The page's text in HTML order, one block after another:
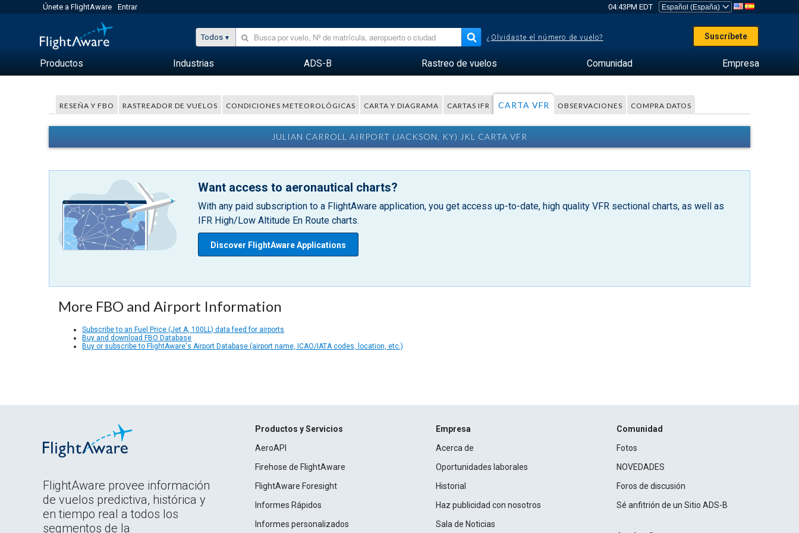
Únete a FlightAware Entrar 04:43PM EDT
Todos ¿Olvidaste el número de vuelo? Suscríbete
Productos Industrias ADS-B Rastreo de vuelos Comunidad Empresa
RESEÑA Y FBO RASTREADOR DE VUELOS CONDICIONES METEOROLÓGICAS CARTA Y DIAGRAMA CARTAS IFR CARTA VFR OBSERVACIONES COMPRA DATOS
JULIAN CARROLL AIRPORT (JACKSON, KY) JKL CARTA VFR
Want access to aeronautical charts?
With any paid subscription to a FlightAware application, you get access up-to-date, high quality VFR sectional charts, as well as
IFR High/Low Altitude En Route charts.
Discover FlightAware Applications
More FBO and Airport Information
Subscribe to an Fuel Price (Jet A, 100LL) data feed for airports
Buy and download FBO Database
Buy or subscribe to FlightAware's Airport Database (airport name, ICAO/IATA codes, location, etc.)
FlightAware provee información
de vuelos predictiva, histórica y
en tiempo real a todos los
segmentos de la
Productos y Servicios
AeroAPI
Firehose de FlightAware
FlightAware Foresight
Informes Rápidos
Informes personalizados
Empresa
Acerca de
Oportunidades laborales
Historial
Haz publicidad con nosotros
Sala de Noticias
Comunidad
Fotos
NOVEDADES
Foros de discusión
Sé anfitrión de un Sitio ADS-B